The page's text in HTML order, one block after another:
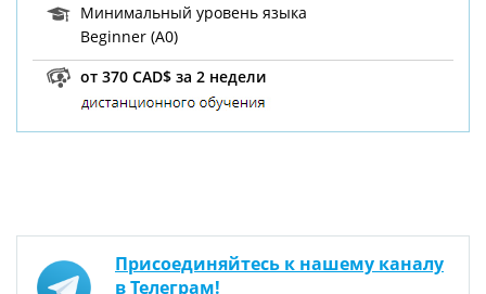
Минимальный уровень языка
Beginner (A0)
от 370 CAD$ за 2 недели
Присоединяйтесь к нашему каналу
в Телеграм!